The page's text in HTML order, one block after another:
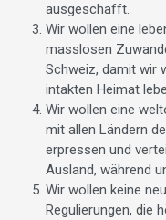
ausgeschafft.
Wir wollen eine
masslosen
Schweiz, damit wir
intakten Heimat
Wir wollen eine
mit allen Ländern
erpressen und
Ausland, während
Wir wollen keine
Regulierungen, die